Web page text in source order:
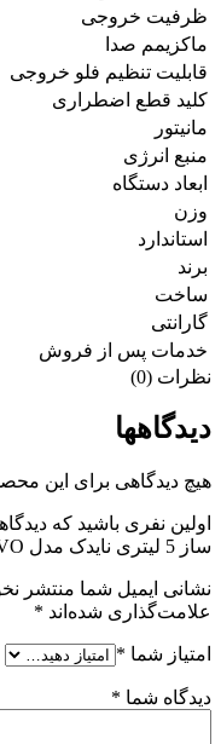
ظرفیت خروجی
ماکزیمم صدا
قابلیت تنظیم فلو خروجی
کلید قطع اضطراری
مانیتور
منبع انرژی
ابعاد دستگاه
وزن
استاندارد
برند
ساخت
گارانتی
خدمات پس از فروش
نظرات (0)
دیدگاهها
هیچ دیدگاهی برای این
اولین نفری باشید که
ساز 5 لیتری نایدک مدل NUVO”
نشانی ایمیل شما منتشر
علامت‌گذاری شده‌اند *
امتیاز شما *
دیدگاه شما *